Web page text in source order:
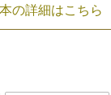
の詳細はこちら